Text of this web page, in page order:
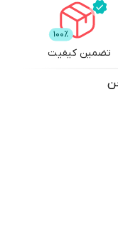
تضمین کیفیت